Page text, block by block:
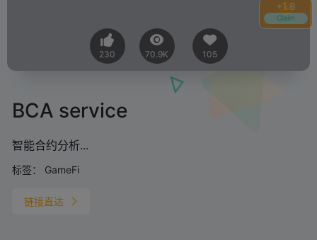
+2.0
Claim
230 70.9K 105
BCA service
智能合约分析...
标签： GameFi
链接直达